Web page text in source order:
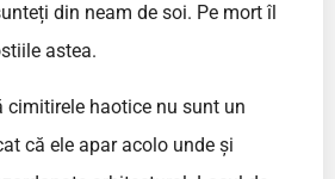
din neam de soi. Pe mort îl
astea.
cimitirele haotice nu sunt un
că ele apar acolo unde și